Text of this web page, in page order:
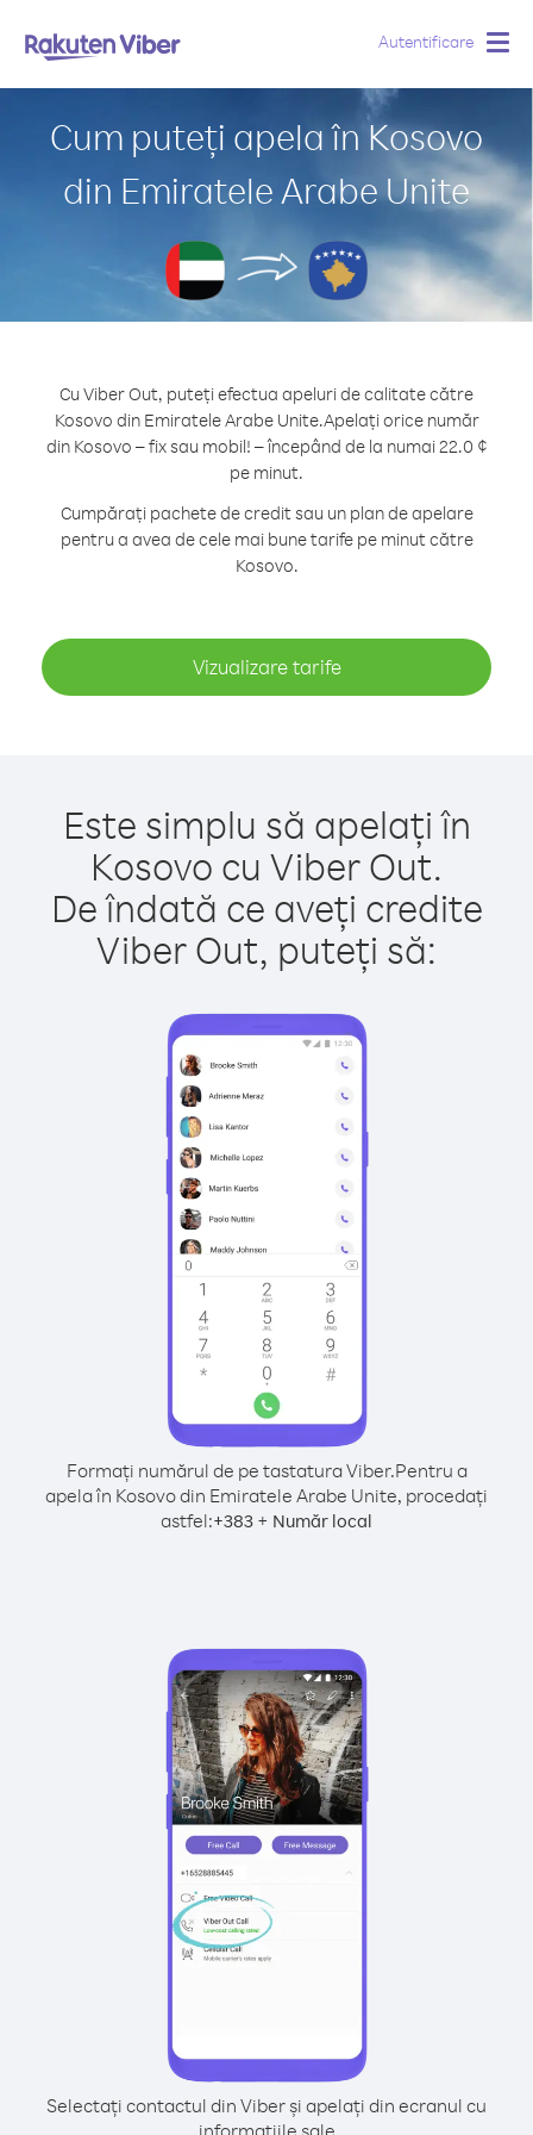
Autentificare
Cum puteți apela în Kosovo
din Emiratele Arabe Unite
Cu Viber Out, puteți efectua apeluri de calitate către
Kosovo din Emiratele Arabe Unite.Apelați orice număr
din Kosovo – fix sau mobil! – începând de la numai 22.0 ¢
pe minut.
Cumpărați pachete de credit sau un plan de apelare
pentru a avea de cele mai bune tarife pe minut către
Kosovo.
Vizualizare tarife
Este simplu să apelați în
Kosovo cu Viber Out.
De îndată ce aveți credite
Viber Out, puteți să:
Formați numărul de pe tastatura Viber.Pentru a
apela în Kosovo din Emiratele Arabe Unite, procedați
astfel:+383 + Număr local
Selectați contactul din Viber și apelați din ecranul cu
informațiile sale